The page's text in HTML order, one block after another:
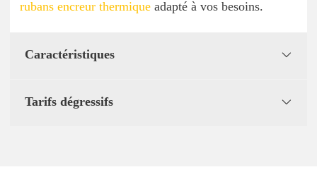
rubans encreur thermique adapté à vos besoins.
Caractéristiques
Tarifs dégressifs